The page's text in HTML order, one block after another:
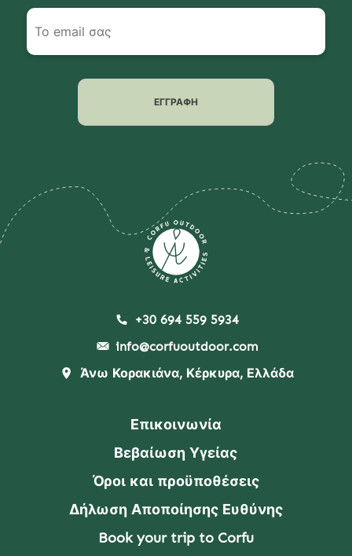
+30 694 559 5934
info@corfuoutdoor.com
Άνω Κορακιάνα, Κέρκυρα, Ελλάδα
Επικοινωνία
Βεβαίωση Υγείας
Όροι και προϋποθέσεις
Δήλωση Αποποίησης Ευθύνης
Book your trip to Corfu